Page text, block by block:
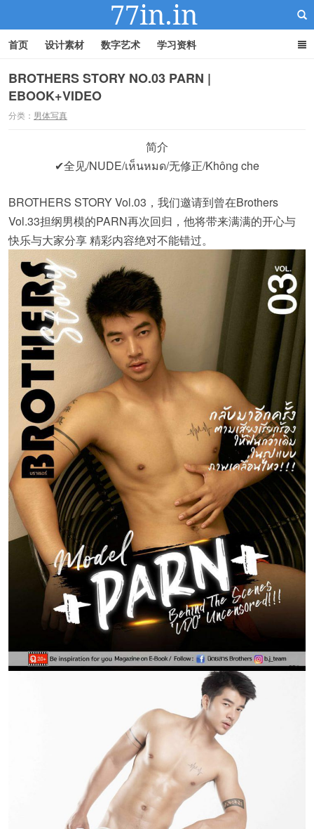
首页 设计素材 数字艺术 学习资料
BROTHERS STORY NO.03 ​PARN |
EBOOK+VIDEO
分类： 男体写真
简介
✔全见/NUDE/เห็นหมด/无修正/Không che
BROTHERS​ STORY Vol.03，我们邀请到曾在Brothers
Vol.33担纲男模的PARN再次回归，他将带来满满的开心与
快乐与大家分享 精彩内容绝对不能错过。